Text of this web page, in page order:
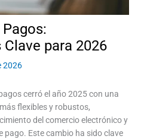
para 2026
2026
cerró el año 2025 con una
flexibles y robustos,
del comercio electrónico y
pago. Este cambio ha sido clave